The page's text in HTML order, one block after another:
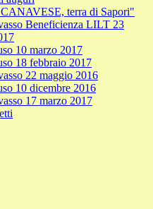
terra di Sapori"
Beneficienza LILT 23
10 marzo 2017
18 febbraio 2017
22 maggio 2016
10 dicembre 2016
17 marzo 2017